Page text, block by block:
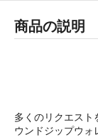
商品の説明
多くのリクエスト
ウンドジップウォ